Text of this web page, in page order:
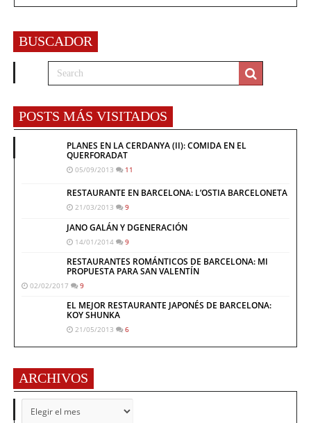
BUSCADOR
POSTS MÁS VISITADOS
PLANES EN LA CERDANYA (II): COMIDA EN EL
QUERFORADAT
05/09/2013 11
RESTAURANTE EN BARCELONA: L’OSTIA BARCELONETA
21/03/2013 9
JANO GALÁN Y DGENERACIÓN
14/01/2014 9
RESTAURANTES ROMÁNTICOS DE BARCELONA: MI
PROPUESTA PARA SAN VALENTÍN
02/02/2017 9
EL MEJOR RESTAURANTE JAPONÉS DE BARCELONA:
KOY SHUNKA
21/05/2013 6
ARCHIVOS
ARCHIVOS